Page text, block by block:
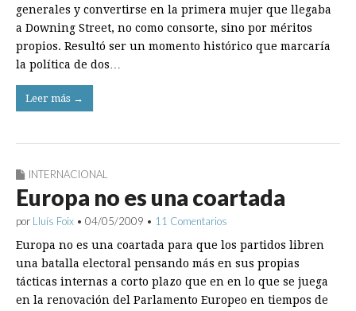
generales y convertirse en la primera mujer que llegaba
a Downing Street, no como consorte, sino por méritos
propios. Resultó ser un momento histórico que marcaría
la política de dos…
Leer más →
INTERNACIONAL
Europa no es una coartada
por Lluís Foix • 04/05/2009 • 11 Comentarios
Europa no es una coartada para que los partidos libren
una batalla electoral pensando más en sus propias
tácticas internas a corto plazo que en en lo que se juega
en la renovación del Parlamento Europeo en tiempos de